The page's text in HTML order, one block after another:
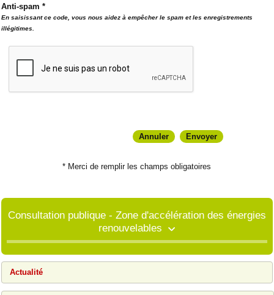
Anti-spam *
En saisissant ce code, vous nous aidez à empêcher le spam et les enregistrements
illégitimes.
* Merci de remplir les champs obligatoires
Consultation publique - Zone d'accélération des énergies
renouvelables
Actualité